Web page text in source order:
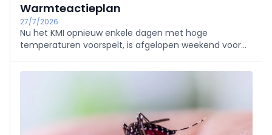
Warmteactieplan
27/7/2026
Nu het KMI opnieuw enkele dagen met hoge
temperaturen voorspelt, is afgelopen weekend voor
het federale ozon- en hitteplan afgekondigd.